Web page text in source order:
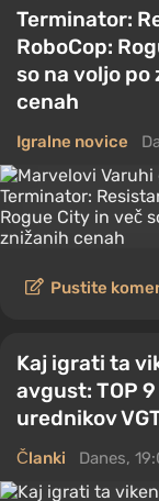
Terminator:
RoboCop:
so na voljo po
cenah
Igralne novice
Pustite
Kaj igrati ta
avgust: TOP
urednikov
Članki Danes,